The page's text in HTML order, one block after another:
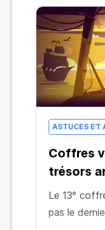
ASTUCES ET
Coffres
trésors
Le 13ᵉ
pas le